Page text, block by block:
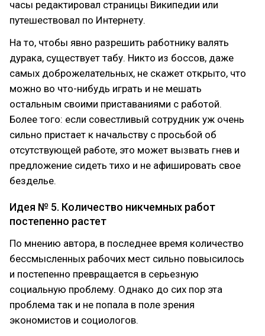
часы редактировал страницы Википедии или
путешествовал по Интернету.
На то, чтобы явно разрешить работнику валять
дурака, существует табу. Никто из боссов, даже
самых доброжелательных, не скажет открыто, что
можно во что-нибудь играть и не мешать
остальным своими приставаниями с работой.
Более того: если совестливый сотрудник уж очень
сильно пристает к начальству с просьбой об
отсутствующей работе, это может вызвать гнев и
предложение сидеть тихо и не афишировать свое
безделье.
Идея № 5. Количество никчемных работ
постепенно растет
По мнению автора, в последнее время количество
бессмысленных рабочих мест сильно повысилось
и постепенно превращается в серьезную
социальную проблему. Однако до сих пор эта
проблема так и не попала в поле зрения
экономистов и социологов.